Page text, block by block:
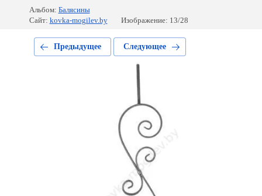
Альбом: Балясины
Сайт: kovka-mogilev.by Изображение: 13/28
Предыдущее Следующее